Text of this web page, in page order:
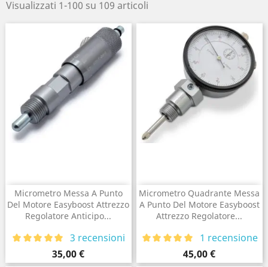
Visualizzati 1-100 su 109 articoli
Micrometro Messa A Punto
Del Motore Easyboost Attrezzo
Regolatore Anticipo...
Prezzo
35,00 €
3 recensioni
Micrometro Quadrante Messa
A Punto Del Motore Easyboost
Attrezzo Regolatore...
Prezzo
45,00 €
1 recensione